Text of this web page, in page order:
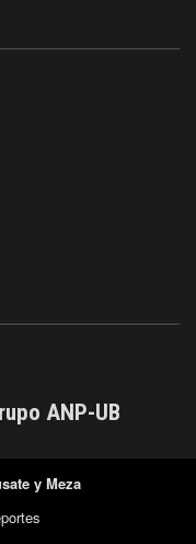
ANP-UB
y Meza